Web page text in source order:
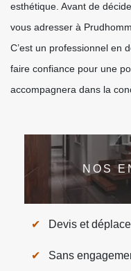
esthétique. Avant de
vous adresser à
C’est un professionnel en
faire confiance pour une
accompagnera dans la
NOS
Devis et
Sans